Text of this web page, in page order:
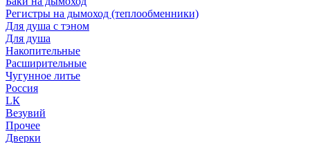
Регистры на дымоход (теплообменники)
Для душа с тэном
Для душа
Накопительные
Расширительные
Чугунное литье
Россия
LК
Везувий
Прочее
Дверки